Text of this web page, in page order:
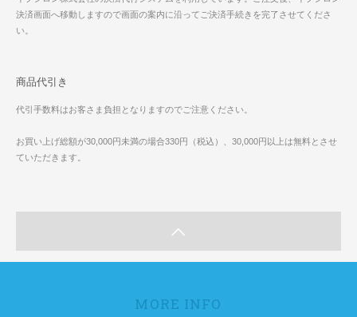
決済画面へ移動しますので画面の案内に沿ってご決済手続きを完了させてくださ
い。
商品代引き
代引手数料はお客さま負担となりますのでご注意ください。
お買い上げ総額が30,000円未満の場合330円（税込）、30,000円以上は無料とさせ
ていただきます。
MORE INFO